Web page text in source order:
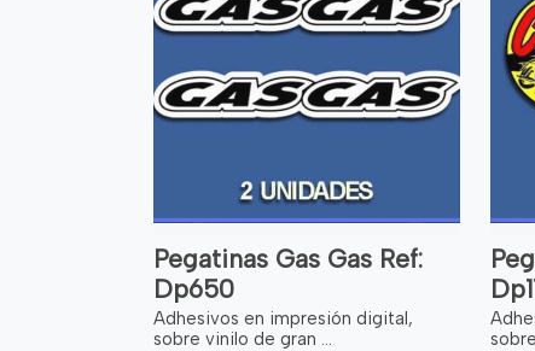
Pegatinas Gas Gas Ref:
Dp650
Adhesivos en impresión digital,
sobre vinilo de gran ...